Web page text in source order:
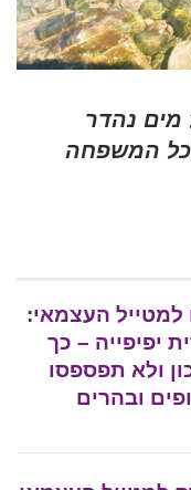
מים נהדר
המשפחה
למטייל העצמאי:
יפיפייה – כך
ולא תפספסו
ובהרים